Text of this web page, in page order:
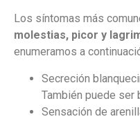
Los síntomas más
molestias, picor y
enumeramos a
Secreción
También puede ser
Sensación de